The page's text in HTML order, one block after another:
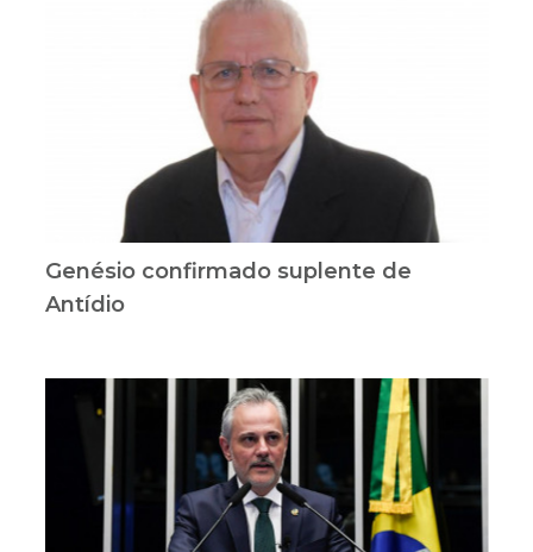
Genésio confirmado suplente de
Antídio